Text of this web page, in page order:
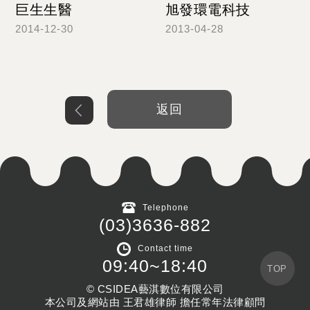
巨生生醫
2014-12-30
旭發環電科技
2013-04-28
返回
Telephone
(03)3636-882
Contact time
09:40~18:40
© CSIDEA藝淇數位有限公司
本公司及網站由 王君雄律師 擔任常年法律顧問
TOP